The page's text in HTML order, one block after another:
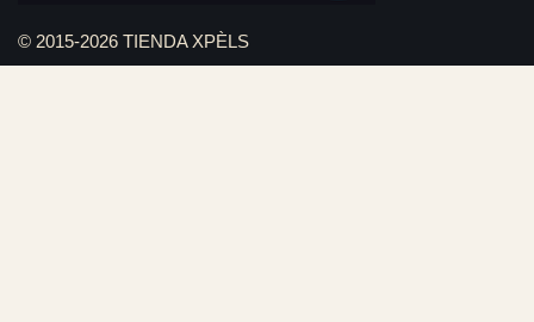
© 2015-2026 TIENDA XPÈLS